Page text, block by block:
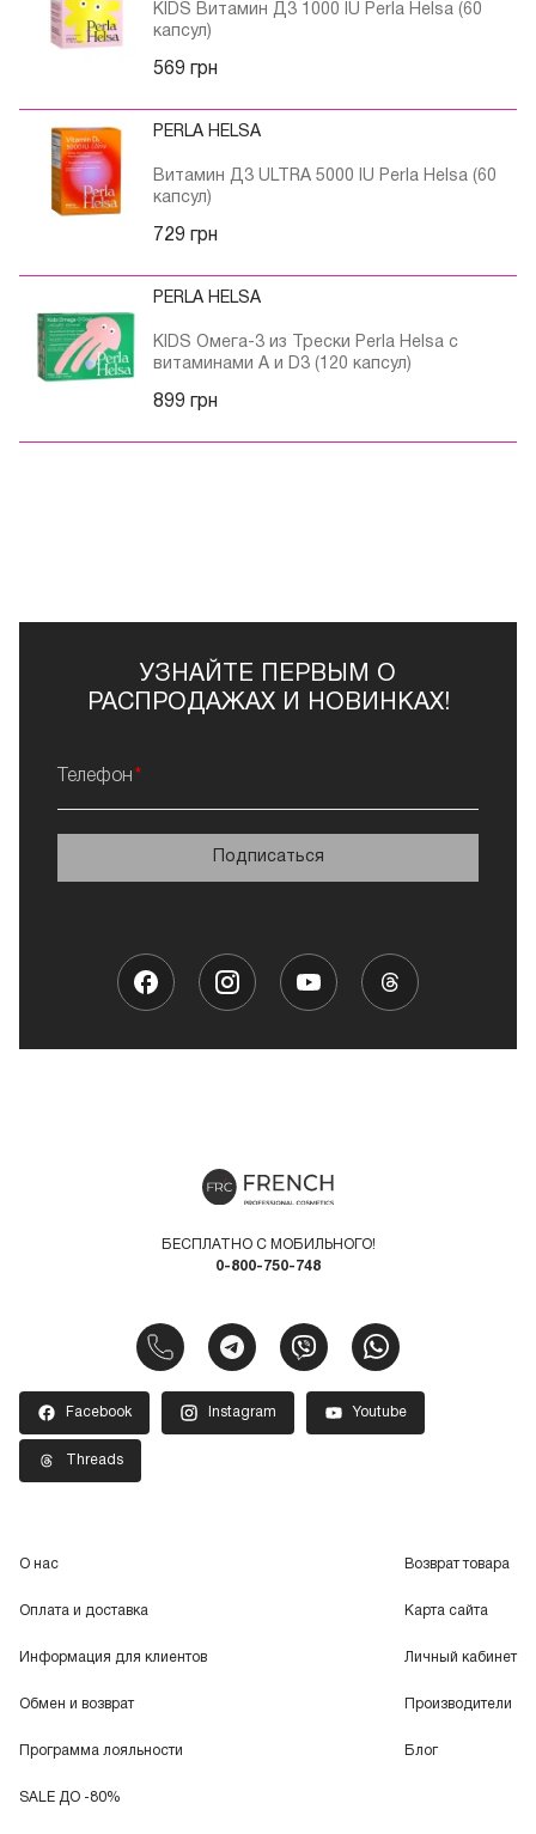
KIDS Витамин Д3 1000 IU Perla Helsa (60
капсул)
569 грн
PERLA HELSA
Витамин Д3 ULTRA 5000 IU Perla Helsa (60
капсул)
729 грн
PERLA HELSA
KIDS Омега-3 из Трески Perla Helsa с
витаминами А и D3 (120 капсул)
899 грн
УЗНАЙТЕ ПЕРВЫМ О
РАСПРОДАЖАХ И НОВИНКАХ!
Телефон
Подписаться
БЕСПЛАТНО С МОБИЛЬНОГО!
0-800-750-748
Facebook Instagram Youtube
Threads
О нас
Оплата и доставка
Информация для клиентов
Обмен и возврат
Программа лояльности
SALE ДО -80%
Возврат товара
Карта сайта
Личный кабинет
Производители
Блог